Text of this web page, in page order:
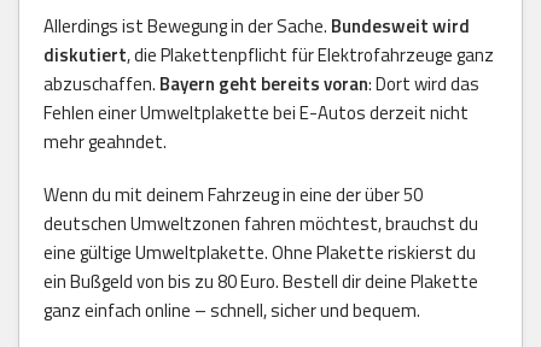
Allerdings ist Bewegung in der Sache. Bundesweit wird
diskutiert, die Plakettenpflicht für Elektrofahrzeuge ganz
abzuschaffen. Bayern geht bereits voran: Dort wird das
Fehlen einer Umweltplakette bei E-Autos derzeit nicht
mehr geahndet.
Wenn du mit deinem Fahrzeug in eine der über 50
deutschen Umweltzonen fahren möchtest, brauchst du
eine gültige Umweltplakette. Ohne Plakette riskierst du
ein Bußgeld von bis zu 80 Euro. Bestell dir deine Plakette
ganz einfach online – schnell, sicher und bequem.